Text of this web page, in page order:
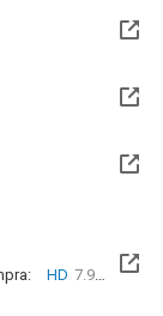
73 años)
HD 7.99 €